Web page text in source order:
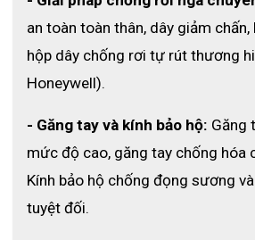
an toàn toàn thân, dây giảm
hộp dây chống rơi tự rút thương
Honeywell).
- Găng tay và kính bảo hộ: Găng
mức độ cao, găng tay chống hóa
Kính bảo hộ chống đọng sương
tuyệt đối.